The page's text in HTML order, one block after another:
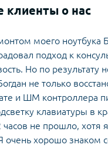
клиенты о нас
моего ноутбука
подход к
Но по результату
не только
и ШМ контроллера
клавиатуры в
не прошло, хотя
очень хорошо знаком